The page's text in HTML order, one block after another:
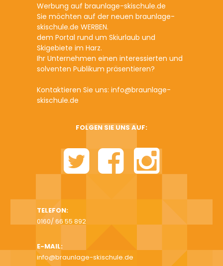
Werbung auf braunlage-skischule.de
Sie möchten auf der neuen braunlage-
skischule.de WERBEN.
dem Portal rund um Skiurlaub und
Skigebiete im Harz.
Ihr Unternehmen einen interessierten und
solventen Publikum präsentieren?
Kontaktieren Sie uns: info@braunlage-
skischule.de
FOLGEN SIE UNS AUF:
TELEFON:
0160/ 66 55 892
E-MAIL:
info@braunlage-skischule.de